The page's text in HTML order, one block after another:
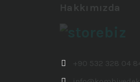
Hakkımızda
+90 532 328 04